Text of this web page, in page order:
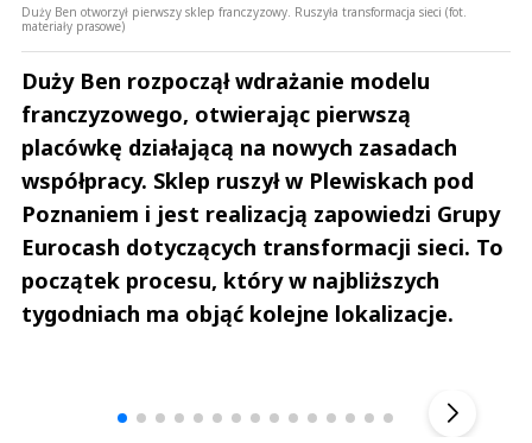
Duży Ben otworzył pierwszy sklep franczyzowy. Ruszyła transformacja sieci (fot.
materiały prasowe)
Duży Ben rozpoczął wdrażanie modelu
franczyzowego, otwierając pierwszą
placówkę działającą na nowych zasadach
współpracy. Sklep ruszył w Plewiskach pod
Poznaniem i jest realizacją zapowiedzi Grupy
Eurocash dotyczących transformacji sieci. To
początek procesu, który w najbliższych
tygodniach ma objąć kolejne lokalizacje.